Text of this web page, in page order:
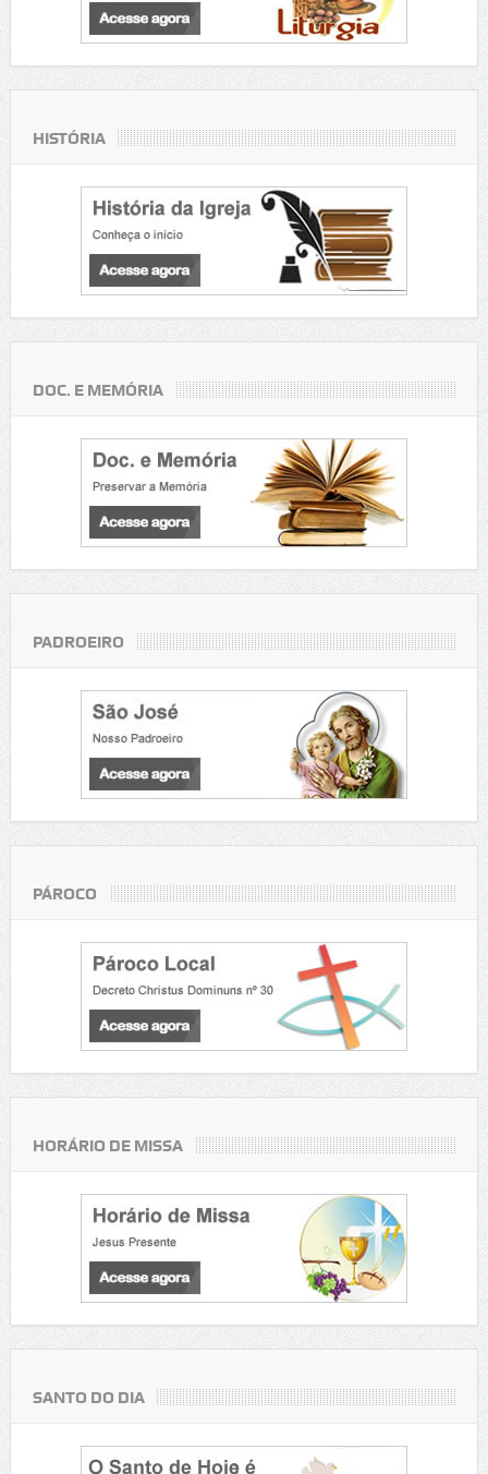
HISTÓRIA
DOC. E MEMÓRIA
PADROEIRO
PÁROCO
HORÁRIO DE MISSA
SANTO DO DIA